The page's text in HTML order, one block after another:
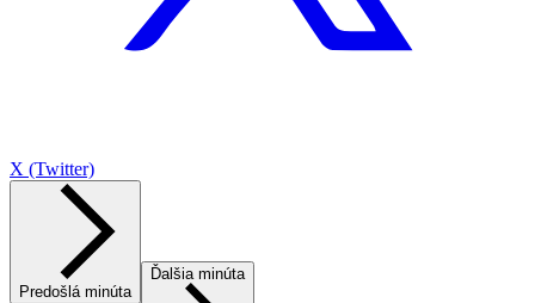
X (Twitter)
Predošlá minúta
Ďalšia minúta